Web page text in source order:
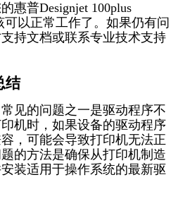
惠普Designjet 100plus
可以正常工作了。如果仍有问
持文档或联系专业技术支持
结
见的问题之一是驱动程序不
机时，如果设备的驱动程序
，可能会导致打印机无法正
的方法是确保从打印机制造
装适用于操作系统的最新驱